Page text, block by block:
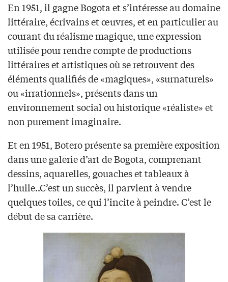
En 1951, il gagne Bogota et s’intéresse au domaine
littéraire, écrivains et œuvres, et en particulier au
courant du réalisme magique, une expression
utilisée pour rendre compte de productions
littéraires et artistiques où se retrouvent des
éléments qualifiés de «magiques», «surnaturels»
ou «irrationnels», présents dans un
environnement social ou historique «réaliste» et
non purement imaginaire.
Et en 1951, Botero présente sa première exposition
dans une galerie d’art de Bogota, comprenant
dessins, aquarelles, gouaches et tableaux à
l’huile..C’est un succès, il parvient à vendre
quelques toiles, ce qui l’incite à peindre. C’est le
début de sa carrière.